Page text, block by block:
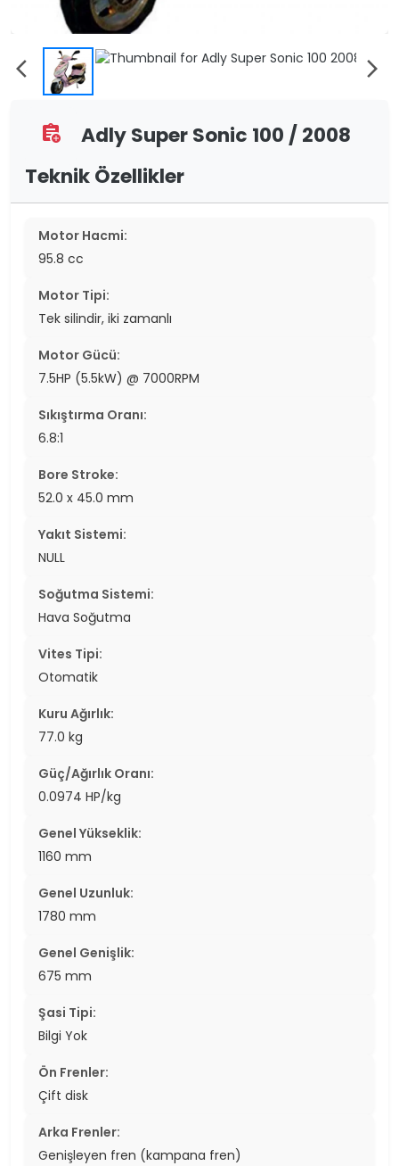
arrow_back_ios arrow_forward_ios
assignment_add
Adly Super Sonic 100 / 2008
Teknik Özellikler
Motor Hacmi:
95.8 cc
Motor Tipi:
Tek silindir, iki zamanlı
Motor Gücü:
7.5HP (5.5kW) @ 7000RPM
Sıkıştırma Oranı:
6.8:1
Bore Stroke:
52.0 x 45.0 mm
Yakıt Sistemi:
NULL
Soğutma Sistemi:
Hava Soğutma
Vites Tipi:
Otomatik
Kuru Ağırlık:
77.0 kg
Güç/Ağırlık Oranı:
0.0974 HP/kg
Genel Yükseklik:
1160 mm
Genel Uzunluk:
1780 mm
Genel Genişlik:
675 mm
Şasi Tipi:
Bilgi Yok
Ön Frenler:
Çift disk
Arka Frenler:
Genişleyen fren (kampana fren)